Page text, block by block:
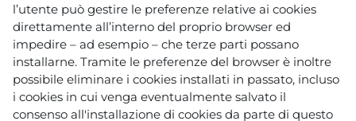
l’utente può gestire le preferenze relative ai cookies
direttamente all’interno del proprio browser ed
impedire – ad esempio – che terze parti possano
installarne. Tramite le preferenze del browser è inoltre
possibile eliminare i cookies installati in passato, incluso
i cookies in cui venga eventualmente salvato il
consenso all'installazione di cookies da parte di questo